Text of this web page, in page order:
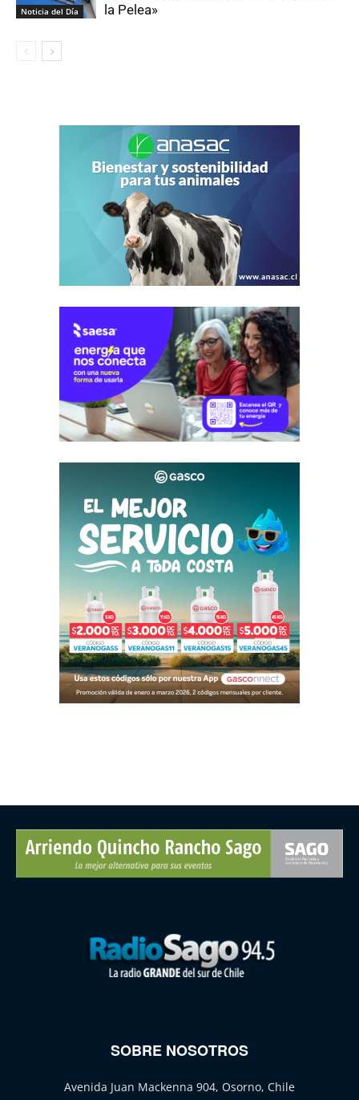
Noticia del Día
la Pelea»
SOBRE NOSOTROS
Avenida Juan Mackenna 904, Osorno, Chile